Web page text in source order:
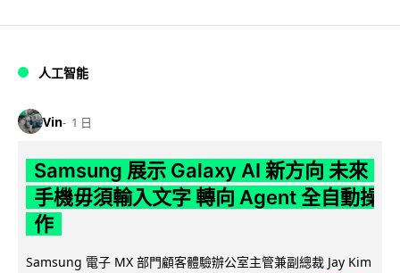
人工智能
Vin 1 日
Samsung 展示 Galaxy AI 新方向 未來
手機毋須輸入文字 轉向 Agent 全自動操
作
Samsung 電子 MX 部門顧客體驗辦公室主管兼副總裁 Jay Kim